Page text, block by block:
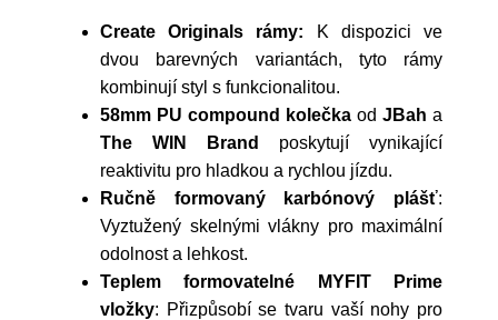
Create Originals rámy: K dispozici ve
dvou barevných variantách, tyto rámy
kombinují styl s funkcionalitou.
58mm PU compound kolečka od JBah a
The WIN Brand
poskytují vynikající
reaktivitu pro hladkou a rychlou jízdu.
Ručně formovaný karbónový plášť:
Vyztužený skelnými vlákny pro maximální
odolnost a lehkost.
Teplem formovatelné MYFIT Prime
vložky: Přizpůsobí se tvaru vaší nohy pro